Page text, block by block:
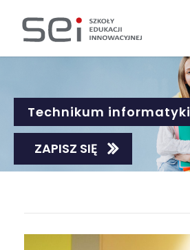
Technikum informatyki
ZAPISZ SIĘ